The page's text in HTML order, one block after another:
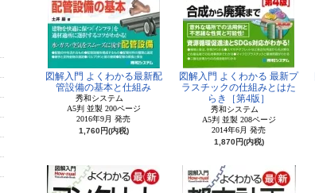
図解入門 よくわかる最新配
管設備の基本と仕組み
秀和システム
A5判 並製 200ページ
2016年9月 発売
1,760円(内税)
図解入門 よくわかる 最新プ
ラスチックの仕組みとはた
らき［第4版］
秀和システム
A5判 並製 208ページ
2014年6月 発売
1,870円(内税)